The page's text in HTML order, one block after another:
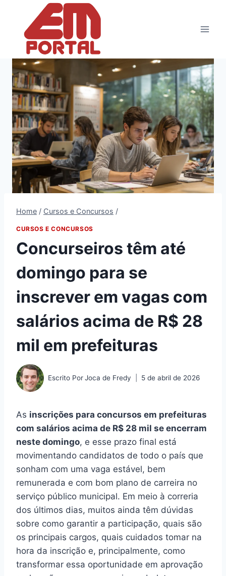
Conteúdo
Home / Cursos e Concursos /
CURSOS E CONCURSOS
Concurseiros têm até
domingo para se
inscrever em vagas com
salários acima de R$ 28
mil em prefeituras
Escrito PorJoca de Fredy 5 de abril de 2026
As inscrições para concursos em prefeituras
com salários acima de R$ 28 mil se encerram
neste domingo, e esse prazo final está
movimentando candidatos de todo o país que
sonham com uma vaga estável, bem
remunerada e com bom plano de carreira no
serviço público municipal. Em meio à correria
dos últimos dias, muitos ainda têm dúvidas
sobre como garantir a participação, quais são
os principais cargos, quais cuidados tomar na
hora da inscrição e, principalmente, como
transformar essa oportunidade em aprovação